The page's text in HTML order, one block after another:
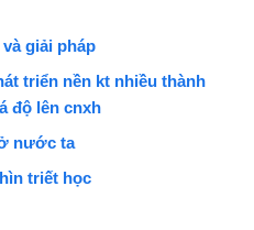
giải pháp
triển nền kt nhiều thành
độ lên cnxh
nước ta
triết học